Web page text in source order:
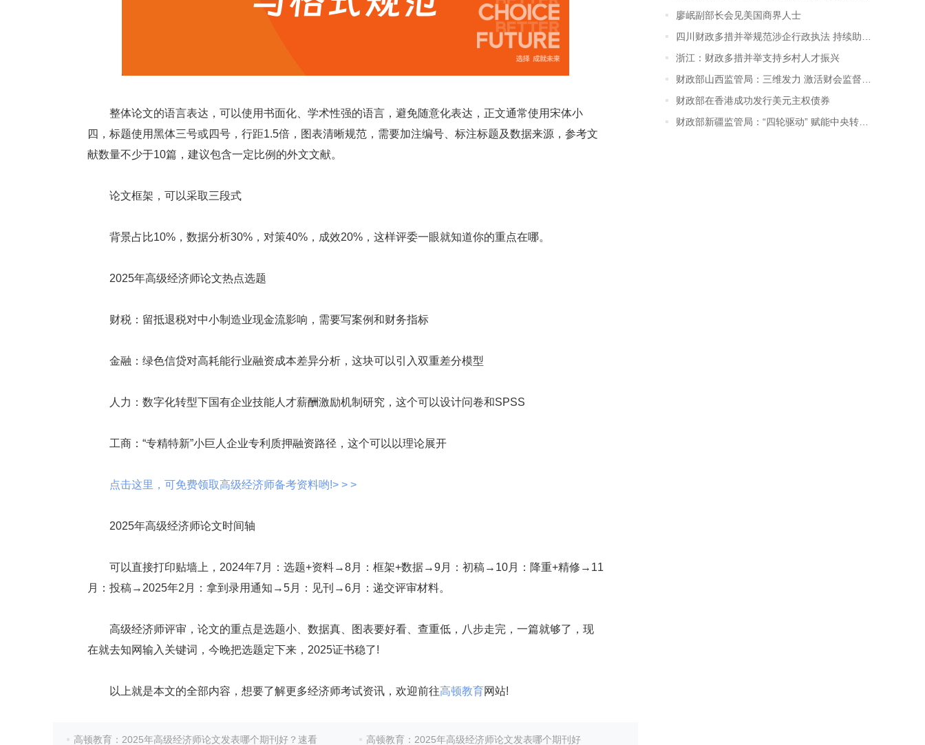
整体论文的语言表达，可以使用书面化、学术性强的语言，避免随意化表达，正文通常使用宋体小
四，标题使用黑体三号或四号，行距1.5倍，图表清晰规范，需要加注编号、标注标题及数据来源，参考文
献数量不少于10篇，建议包含一定比例的外文文献。
论文框架，可以采取三段式
背景占比10%，数据分析30%，对策40%，成效20%，这样评委一眼就知道你的重点在哪。
2025年高级经济师论文热点选题
财税：留抵退税对中小制造业现金流影响，需要写案例和财务指标
金融：绿色信贷对高耗能行业融资成本差异分析，这块可以引入双重差分模型
人力：数字化转型下国有企业技能人才薪酬激励机制研究，这个可以设计问卷和SPSS
工商：“专精特新”小巨人企业专利质押融资路径，这个可以以理论展开
点击这里，可免费领取高级经济师备考资料哟!> > >
2025年高级经济师论文时间轴
可以直接打印贴墙上，2024年7月：选题+资料→8月：框架+数据→9月：初稿→10月：降重+精修→11
月：投稿→2025年2月：拿到录用通知→5月：见刊→6月：递交评审材料。
高级经济师评审，论文的重点是选题小、数据真、图表要好看、查重低，八步走完，一篇就够了，现
在就去知网输入关键词，今晚把选题定下来，2025证书稳了!
以上就是本文的全部内容，想要了解更多经济师考试资讯，欢迎前往高顿教育网站!
高顿教育：2025年高级经济师论文发表哪个期刊好？速看 高顿教育：2025年高级经济师论文发表哪个期刊好
廖岷副部长会见美国商界人士
四川财政多措并举规范涉企行政执法 持续助力营商环境优化升级
浙江：财政多措并举支持乡村人才振兴
财政部山西监管局：三维发力 激活财会监督新动能
财政部在香港成功发行美元主权债券
财政部新疆监管局：“四轮驱动” 赋能中央转移支付资金监管提质增效